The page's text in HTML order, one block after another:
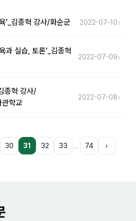
'_김종혁 강사/화순군 2022-07-10›
과 실습, 토론'_김종혁
2022-07-09›
종혁 강사/
관학교
2022-07-08›
30 31 32 33 … 74 ›